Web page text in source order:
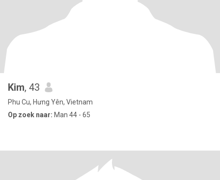
Kim, 43
Phu Cu, Hưng Yên, Vietnam
Op zoek naar: Man 44 - 65